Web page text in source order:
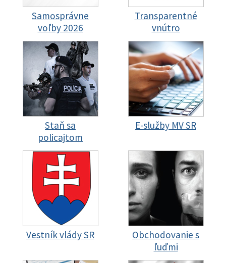
Samosprávne
voľby 2026
Transparentné
vnútro
Staň sa
policajtom
E-služby MV SR
Vestník vlády SR
Obchodovanie s
ľuďmi